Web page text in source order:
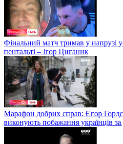
Фінальний матч тримав у напрузі
пентальті – Ігор Циганик
Марафон добрих справ: Єгор
виконують побажання українців за